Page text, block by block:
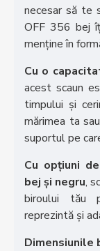
necesar să te
OFF 356 bej
menține în
Cu o
acest scaun
timpului și
mărimea ta
suportul pe
Cu opțiuni
bej și negru,
biroului tău
reprezintă și
Dimensiunile